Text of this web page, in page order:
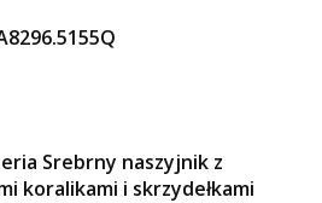
Srebrny naszyjnik z
koralikami i skrzydełkami